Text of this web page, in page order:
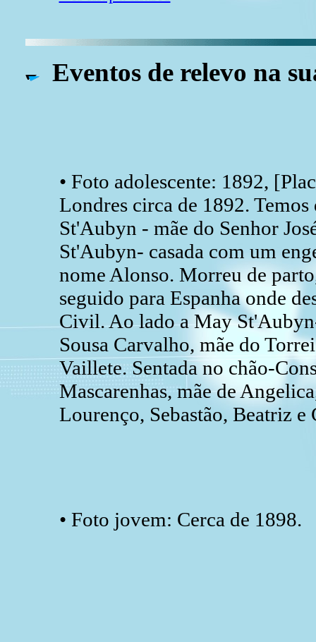
Eventos de relevo na
• Foto adolescente: 1892,
Londres circa de 1892.
St'Aubyn - mãe do Senhor
St'Aubyn- casada com um
nome Alonso. Morreu de
seguido para Espanha onde
Civil. Ao lado a May
Sousa Carvalho, mãe do
Vaillete. Sentada no chão-
Mascarenhas, mãe de
Lourenço, Sebastão, Beatriz
• Foto jovem: Cerca de 1898.